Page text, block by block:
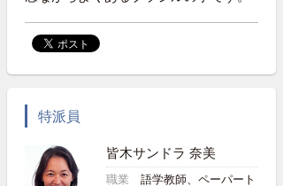
特派員
皆木サンドラ 奈美
職業
語学教師、ペーパート